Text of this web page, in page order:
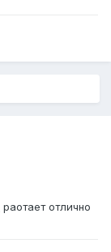
раотает отлично